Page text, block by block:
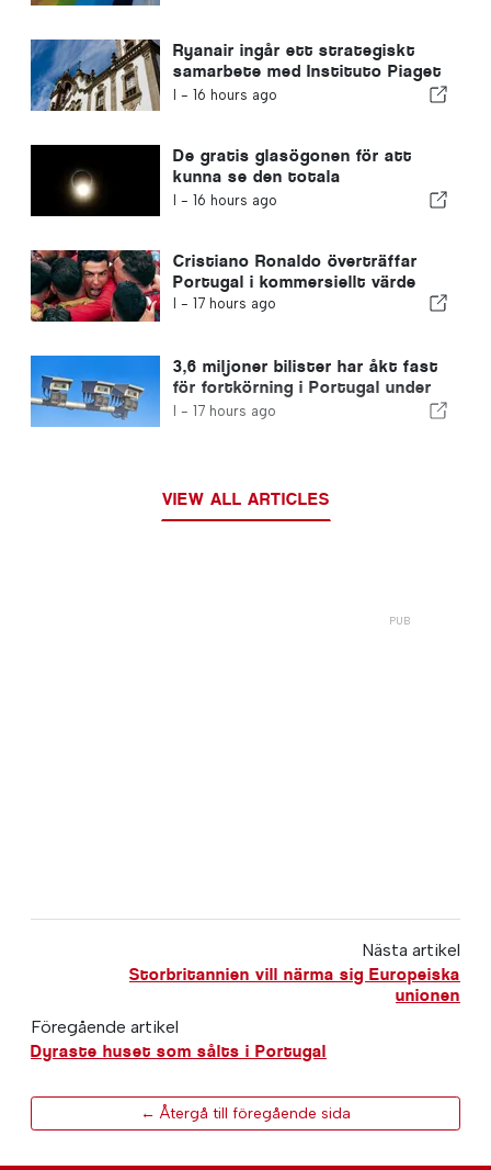
Ryanair ingår ett strategiskt
samarbete med Instituto Piaget
de Viseu för utbildning inom
I - 16 hours ago
De gratis glasögonen för att
kunna se den totala
solförmörkelsen i Portugal har
I - 16 hours ago
Cristiano Ronaldo överträffar
Portugal i kommersiellt värde
I - 17 hours ago
3,6 miljoner bilister har åkt fast
för fortkörning i Portugal under
de senaste tio åren
I - 17 hours ago
VIEW ALL ARTICLES
Nästa artikel
Storbritannien vill närma sig Europeiska
unionen
Föregående artikel
Dyraste huset som sålts i Portugal
← Återgå till föregående sida